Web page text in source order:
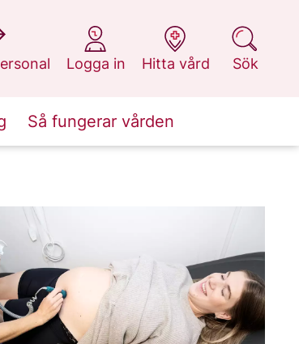
Logga in
på 1177.se
Hitta vård
på 1177.se
Sök
på 1177.se
Så fungerar vården